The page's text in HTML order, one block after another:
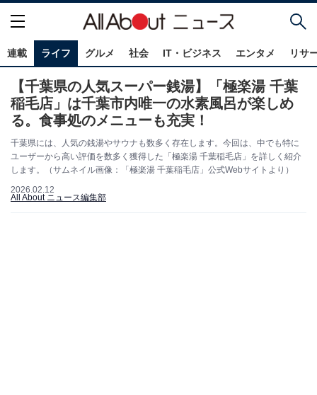
連載 ライフ グルメ 社会 IT・ビジネス エンタメ リサ
【千葉県の人気スーパー銭湯】「極楽湯 千葉
稲毛店」は千葉市内唯一の水素風呂が楽しめ
る。食事処のメニューも充実！
千葉県には、人気の銭湯やサウナも数多く存在します。今回は、中でも特に
ユーザーから高い評価を数多く獲得した「極楽湯 千葉稲毛店」を詳しく紹介
します。（サムネイル画像：「極楽湯 千葉稲毛店」公式Webサイトより）
2026.02.12
All About ニュース編集部